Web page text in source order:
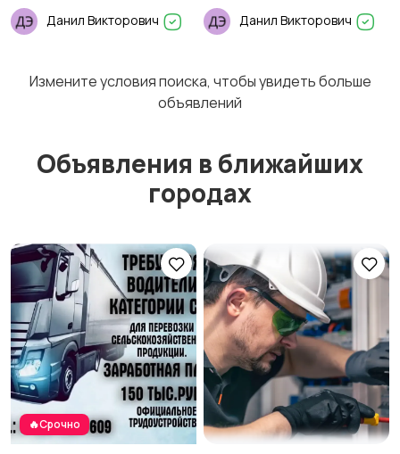
Данил Викторович Данил Викторович
Измените условия поиска, чтобы увидеть больше
объявлений
Объявления в ближайших
городах
🔥Срочно